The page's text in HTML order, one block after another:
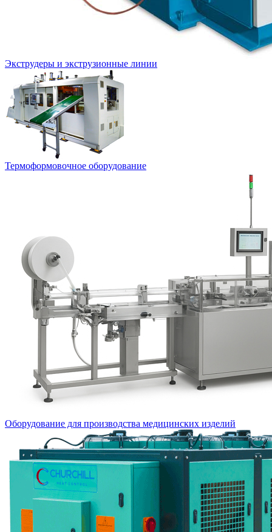
Экструдеры и экструзионные линии
Термоформовочное оборудование
Оборудование для производства медицинских изделий